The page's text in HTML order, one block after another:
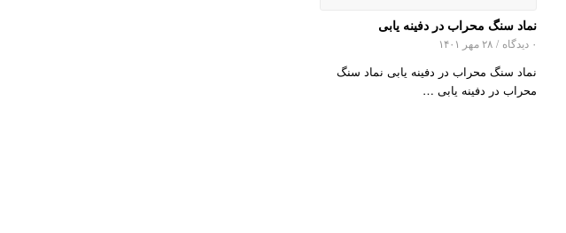
نماد سنگ محراب در دفینه یابی
۰ دیدگاه / ۲۸ مهر ۱۴۰۱
نماد سنگ محراب در دفینه یابی نماد سنگ
محراب در دفینه یابی …